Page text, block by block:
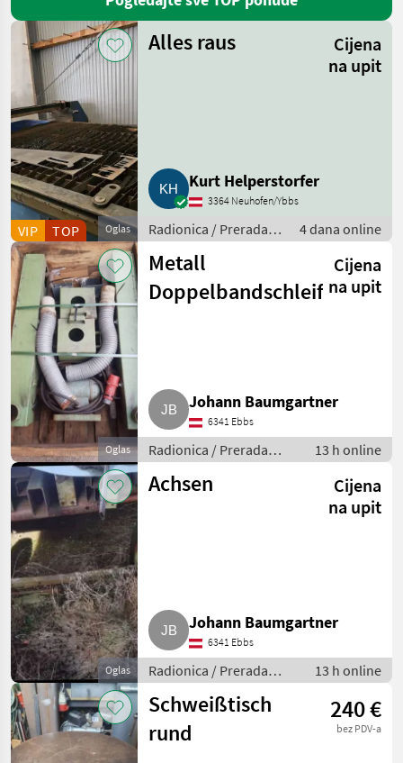
Oglas
VIP TOP
Alles raus
Cijena
na upit
Kurt Helperstorfer
3364 Neuhofen/Ybbs
Radionica / Prerada
metala
4 dana online
Oglas
Metall
Doppelbandschleifer
Cijena
na upit
Johann Baumgartner
6341 Ebbs
Radionica / Prerada
metala
13 h online
Oglas
Achsen
Cijena
na upit
Johann Baumgartner
6341 Ebbs
Radionica / Prerada
metala
13 h online
Schweißtisch
rund
240 €
bez PDV-a